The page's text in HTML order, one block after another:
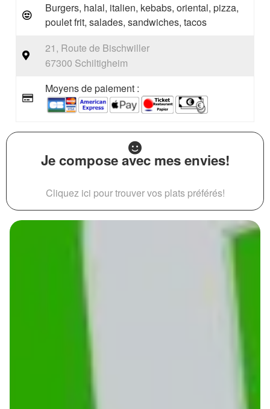
Burgers, halal, italien, kebabs, oriental, pizza,
poulet frit, salades, sandwiches, tacos
21, Route de Bischwiller
67300 Schiltigheim
Moyens de paiement :
Je compose avec mes envies!
Cliquez ici pour trouver vos plats préférés!